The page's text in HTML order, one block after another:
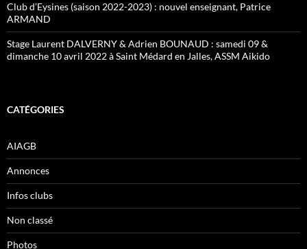
Club d’Eysines (saison 2022-2023) : nouvel enseignant, Patrice
ARMAND
Stage Laurent DALVERNY & Adrien BOUNAUD : samedi 09 &
dimanche 10 avril 2022 à Saint Médard en Jalles, ASSM Aikido
CATÉGORIES
AIAGB
Annonces
Infos clubs
Non classé
Photos